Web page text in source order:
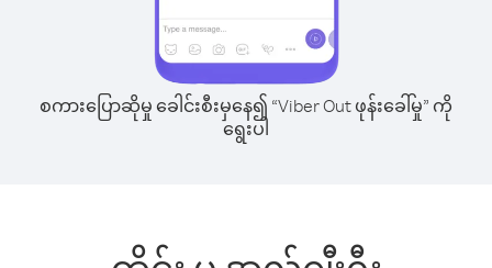
စကားပြောဆိုမှု ခေါင်းစီးမှနေ၍ “Viber Out ဖုန်းခေါ်မှု” ကို
ရွေးပါ